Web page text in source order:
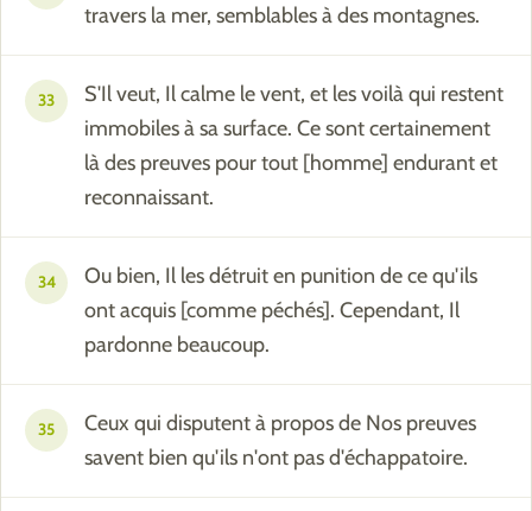
travers la mer, semblables à des montagnes.
33
S'Il veut, Il calme le vent, et les voilà qui restent
immobiles à sa surface. Ce sont certainement
là des preuves pour tout [homme] endurant et
reconnaissant.
34
Ou bien, Il les détruit en punition de ce qu'ils
ont acquis [comme péchés]. Cependant, Il
pardonne beaucoup.
35
Ceux qui disputent à propos de Nos preuves
savent bien qu'ils n'ont pas d'échappatoire.